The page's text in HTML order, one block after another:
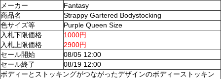
メーカー
Fantasy
商品名
Strappy Gartered Bodystocking
色サイズ等
Purple Queen Size
入札下限価格
1000円
入札上限価格
2900円
セール開始
08/05 12:00
セール終了
08/19 12:00
ボディーとストッキングがつながったデザインのボディーストッキン